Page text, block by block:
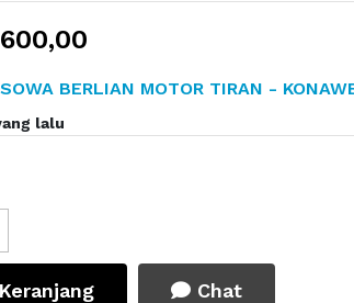
BERLIAN MOTOR TIRAN -
lalu
Chat